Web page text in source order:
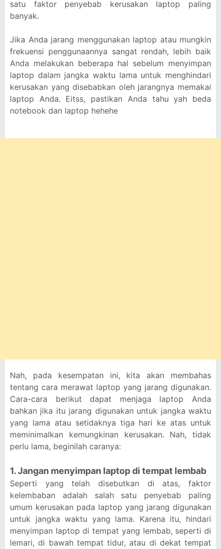
satu faktor penyebab kerusakan laptop paling
banyak.
Jika Anda jarang menggunakan laptop atau mungkin
frekuensi penggunaannya sangat rendah, lebih baik
Anda melakukan beberapa hal sebelum menyimpan
laptop dalam jangka waktu lama untuk menghindari
kerusakan yang disebabkan oleh jarangnya memakai
laptop Anda. Eitss, pastikan Anda tahu yah beda
notebook dan laptop hehehe
Nah, pada kesempatan ini, kita akan membahas
tentang cara merawat laptop yang jarang digunakan.
Cara-cara berikut dapat menjaga laptop Anda
bahkan jika itu jarang digunakan untuk jangka waktu
yang lama atau setidaknya tiga hari ke atas untuk
meminimalkan kemungkinan kerusakan. Nah, tidak
perlu lama, beginilah caranya:
1. Jangan menyimpan laptop di tempat lembab
Seperti yang telah disebutkan di atas, faktor
kelembaban adalah salah satu penyebab paling
umum kerusakan pada laptop yang jarang digunakan
untuk jangka waktu yang lama. Karena itu, hindari
menyimpan laptop di tempat yang lembab, seperti di
lemari, di bawah tempat tidur, atau di dekat tempat